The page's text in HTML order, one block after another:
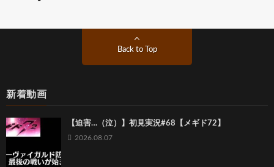
Back to Top
新着動画
【迫害…（泣）】初見実況#68【メギド72】
2026.08.07